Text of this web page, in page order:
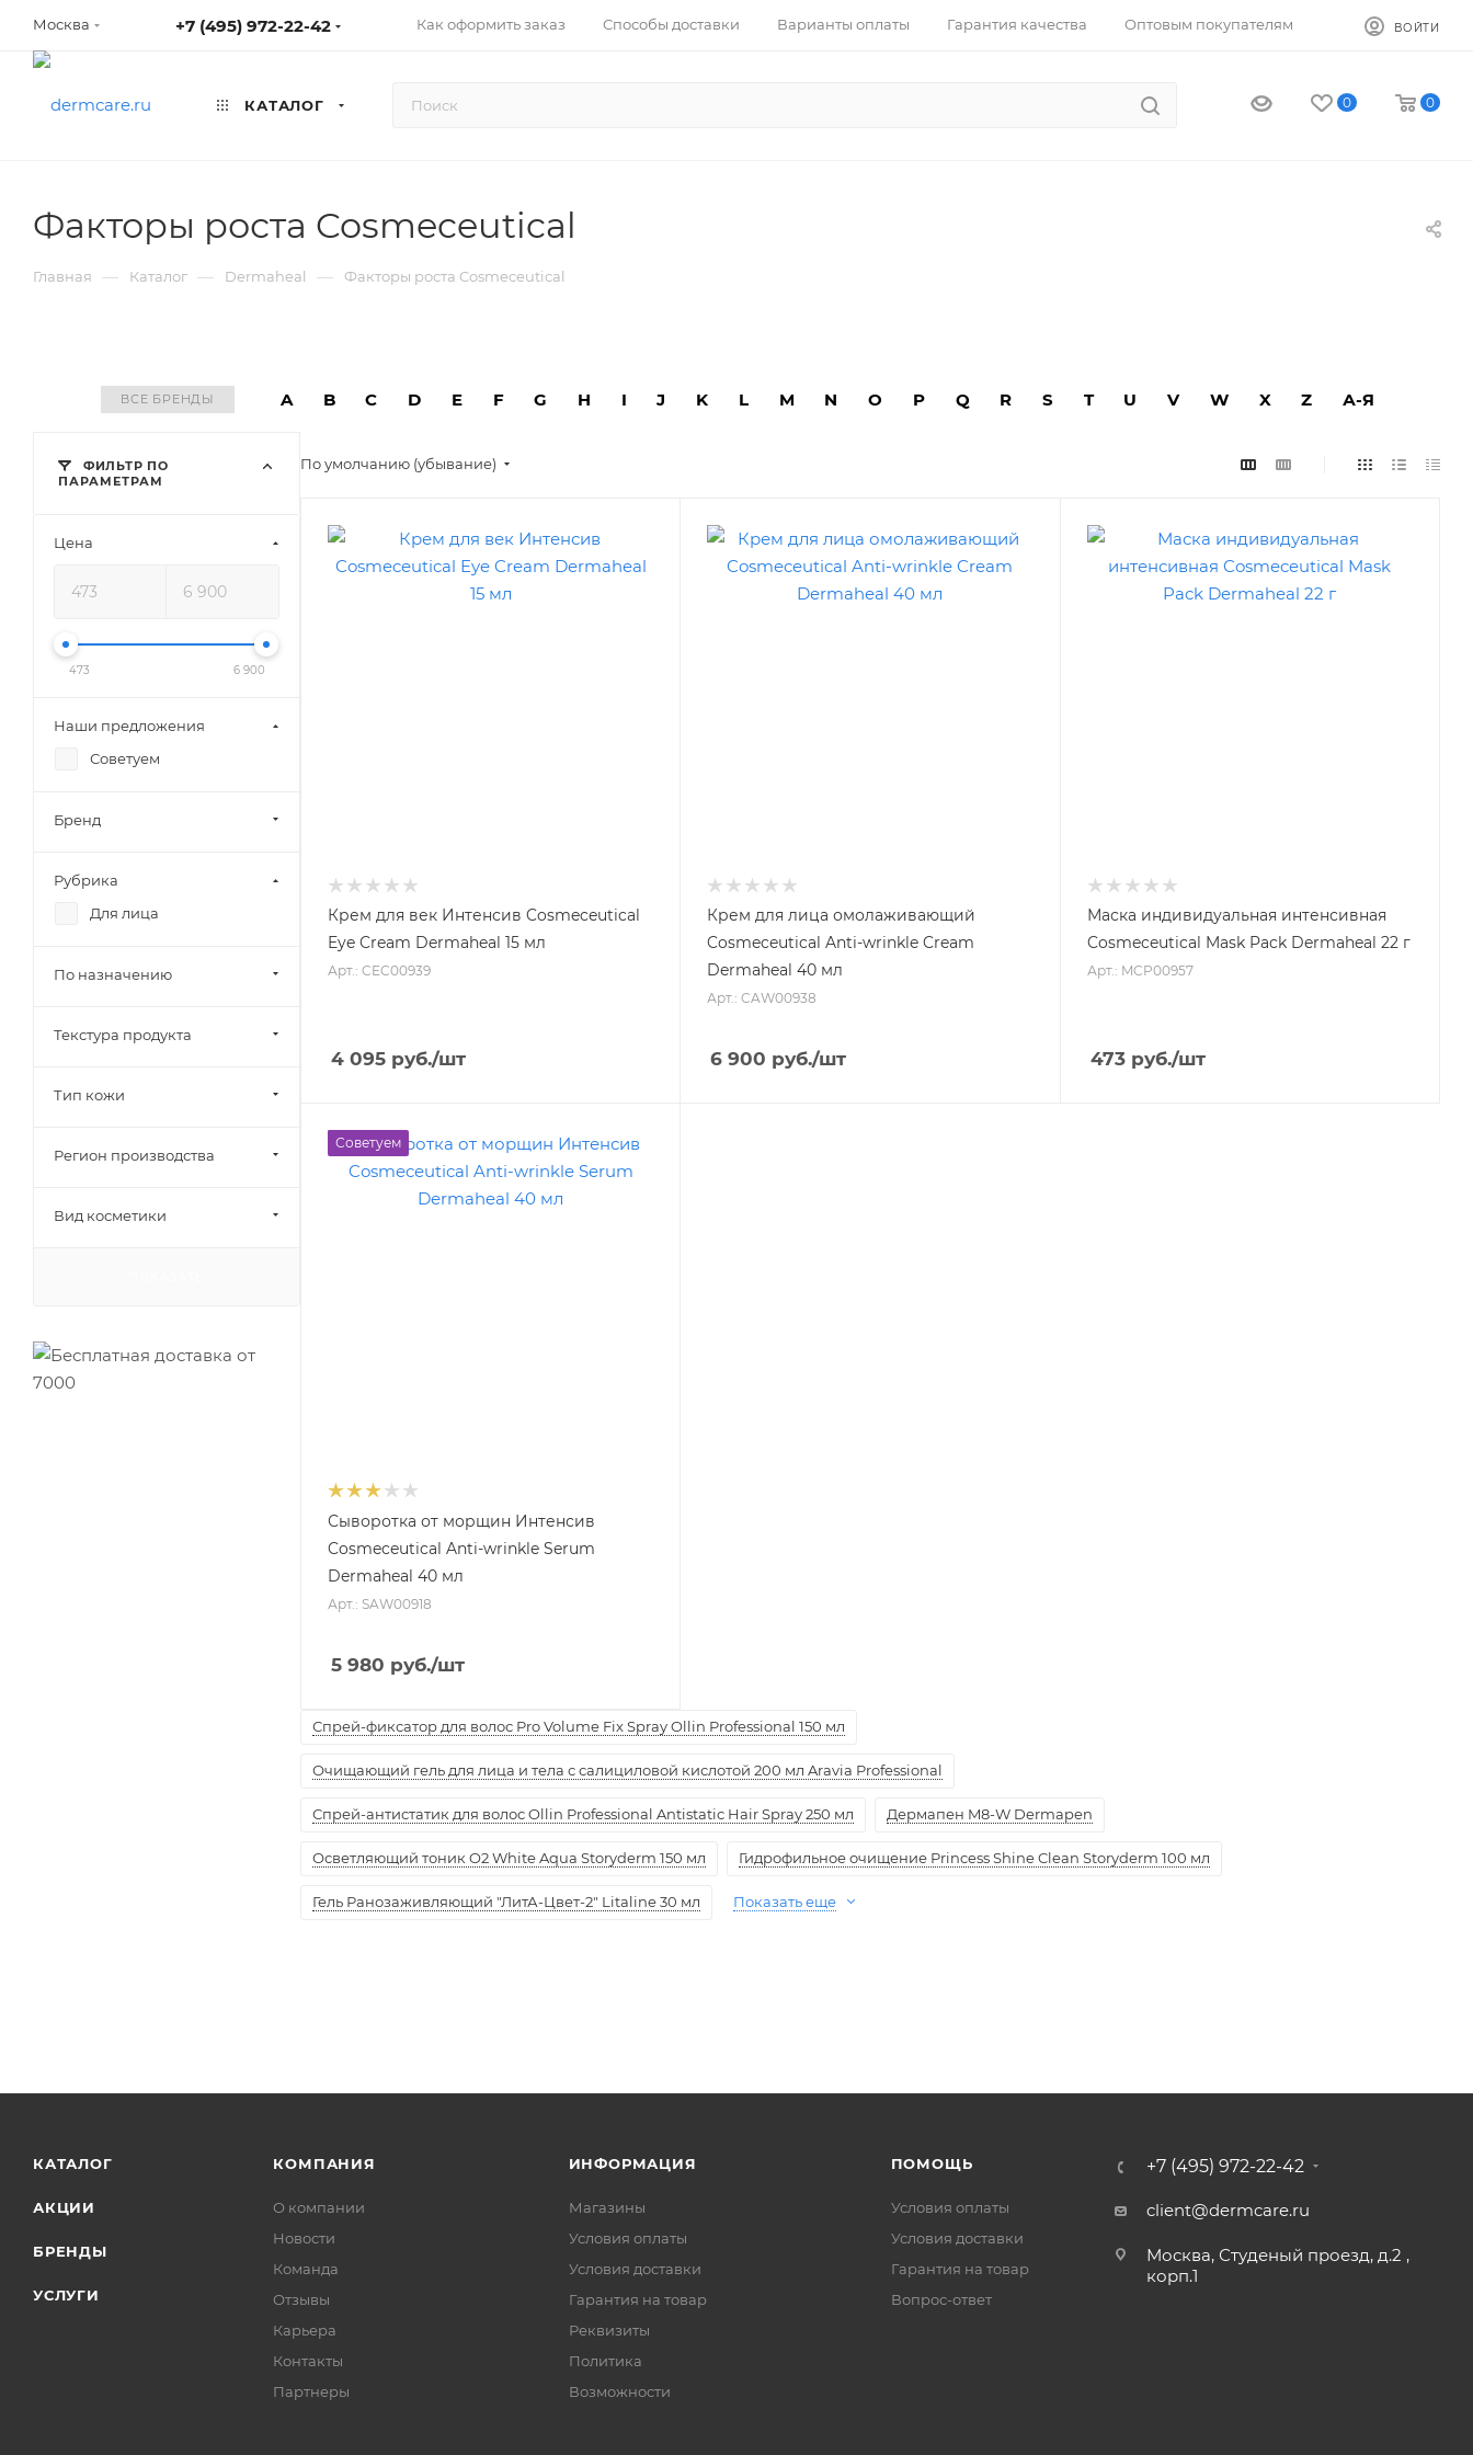
Москва +7 (495) 972-22-42 Как оформить заказ Способы доставки Варианты оплаты Гарантия качества Оптовым покупателям ВОЙТИ
КАТАЛОГ 0 0
Факторы роста Cosmeceutical
Главная — Каталог — Dermaheal — Факторы роста Cosmeceutical
ВСЕ БРЕНДЫ A B C D E F G H I J K L M N O P Q R S T U V W X Z А-Я
По умолчанию (убывание)
Крем для век Интенсив Cosmeceutical
Eye Cream Dermaheal 15 мл
Арт.: CEC00939
4 095 руб./шт
Крем для лица омолаживающий
Cosmeceutical Anti-wrinkle Cream
Dermaheal 40 мл
Арт.: CAW00938
6 900 руб./шт
Маска индивидуальная интенсивная
Cosmeceutical Mask Pack Dermaheal 22 г
Арт.: MCP00957
473руб./шт
Советуем
Сыворотка от морщин Интенсив
Cosmeceutical Anti-wrinkle Serum
Dermaheal 40 мл
Арт.: SAW00918
5 980 руб./шт
Спрей-фиксатор для волос Pro Volume Fix Spray Ollin Professional 150 мл
Очищающий гель для лица и тела с салициловой кислотой 200 мл Aravia Professional
Спрей-антистатик для волос Ollin Professional Antistatic Hair Spray 250 мл Дермапен M8-W Dermapen
Осветляющий тоник O2 White Aqua Storyderm 150 мл Гидрофильное очищение Princess Shine Clean Storyderm 100 мл
Гель Ранозаживляющий "ЛитА-Цвет-2" Litaline 30 мл Показать еще
ФИЛЬТР ПО
ПАРАМЕТРАМ
Цена
473 6 900
Наши предложения
Советуем
Бренд
Рубрика
Для лица
По назначению
Текстура продукта
Тип кожи
Регион производства
Вид косметики
КАТАЛОГ
АКЦИИ
БРЕНДЫ
УСЛУГИ
КОМПАНИЯ
О компании
Новости
Команда
Отзывы
Карьера
Контакты
Партнеры
ИНФОРМАЦИЯ
Магазины
Условия оплаты
Условия доставки
Гарантия на товар
Реквизиты
Политика
Возможности
ПОМОЩЬ
Условия оплаты
Условия доставки
Гарантия на товар
Вопрос-ответ
+7 (495) 972-22-42
client@dermcare.ru
Москва, Студеный проезд, д.2 ,
корп.1